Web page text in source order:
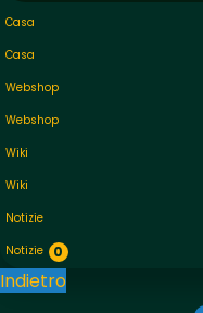
Casa
Casa
Webshop
Webshop
Wiki
Wiki
Notizie
Notizie
0
Indietro